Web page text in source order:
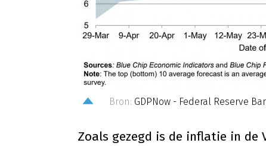
Bron: GDPNow - Federal Reserve
Zoals gezegd is de inflatie in de